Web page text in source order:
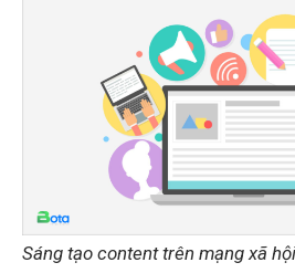
Sáng tạo content trên mạng xã